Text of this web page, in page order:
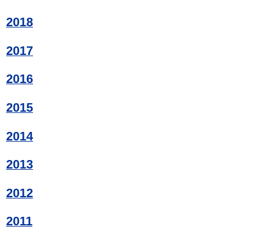
2018
2017
2016
2015
2014
2013
2012
2011